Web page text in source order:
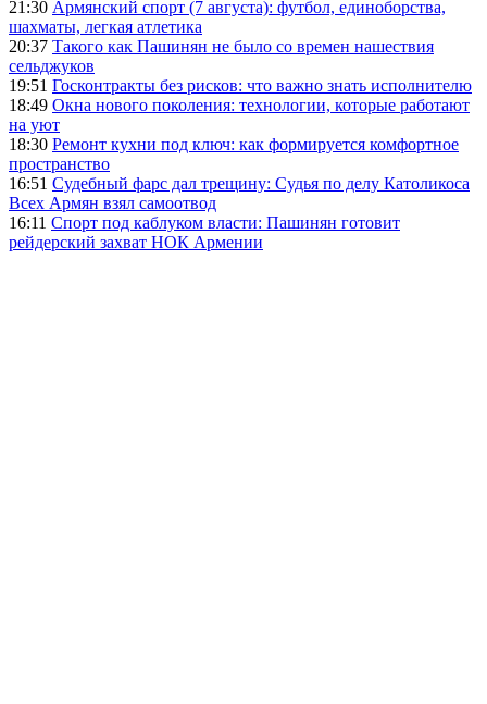
21:30 Армянский спорт (7 августа): футбол, единоборства,
шахматы, легкая атлетика
20:37 Такого как Пашинян не было со времен нашествия
сельджуков
19:51 Госконтракты без рисков: что важно знать исполнителю
18:49 Окна нового поколения: технологии, которые работают
на уют
18:30 Ремонт кухни под ключ: как формируется комфортное
пространство
16:51 Судебный фарс дал трещину: Судья по делу Католикоса
Всех Армян взял самоотвод
16:11 Спорт под каблуком власти: Пашинян готовит
рейдерский захват НОК Армении